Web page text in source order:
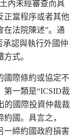
內未經審查而具
正當程序或者其他
在法院陳述”。通
承認與執行外國仲
式。
國際條約或協定不
第一類是“ICSID裁
的國際投資仲裁裁
國。具言之，
一締約國政府損害